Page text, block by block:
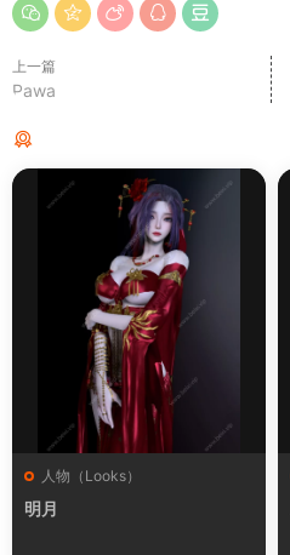
上一篇
Pawa
人物（Looks）
明月